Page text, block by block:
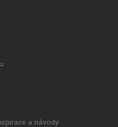
a návody